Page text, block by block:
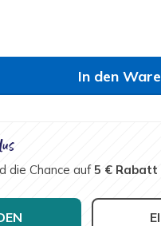
In den
die Chance auf5 € Rabatt